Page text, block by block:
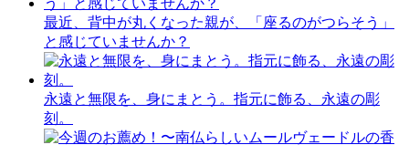
最近、背中が丸くなった親が、「座るのがつらそう」
と感じていませんか？
永遠と無限を、身にまとう。指元に飾る、永遠の彫
刻。